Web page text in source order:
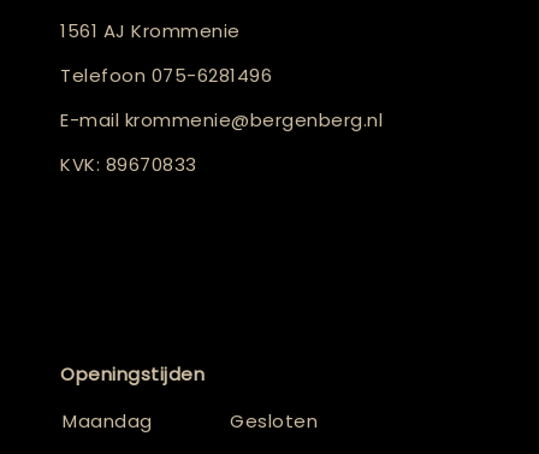
1561 AJ Krommenie
Telefoon 075-6281496
E-mail krommenie@bergenberg.nl
KVK: 89670833
Openingstijden
Maandag
Gesloten